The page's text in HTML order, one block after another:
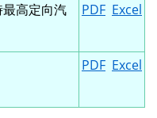
高定向汽
PDF Excel
PDF Excel